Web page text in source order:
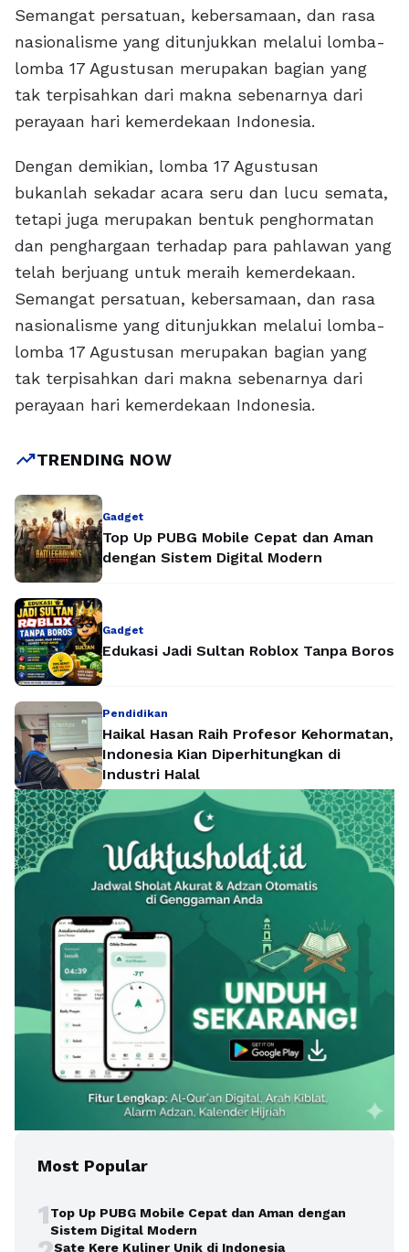
Semangat persatuan, kebersamaan, dan rasa
nasionalisme yang ditunjukkan melalui lomba-
lomba 17 Agustusan merupakan bagian yang
tak terpisahkan dari makna sebenarnya dari
perayaan hari kemerdekaan Indonesia.
Dengan demikian, lomba 17 Agustusan
bukanlah sekadar acara seru dan lucu semata,
tetapi juga merupakan bentuk penghormatan
dan penghargaan terhadap para pahlawan yang
telah berjuang untuk meraih kemerdekaan.
Semangat persatuan, kebersamaan, dan rasa
nasionalisme yang ditunjukkan melalui lomba-
lomba 17 Agustusan merupakan bagian yang
tak terpisahkan dari makna sebenarnya dari
perayaan hari kemerdekaan Indonesia.
trending_upTRENDING NOW
Gadget
Top Up PUBG Mobile Cepat dan Aman
dengan Sistem Digital Modern
Gadget
Edukasi Jadi Sultan Roblox Tanpa Boros
Pendidikan
Haikal Hasan Raih Profesor Kehormatan,
Indonesia Kian Diperhitungkan di
Industri Halal
Most Popular
1Top Up PUBG Mobile Cepat dan Aman dengan
Sistem Digital Modern
Sate Kere Kuliner Unik di Indonesia